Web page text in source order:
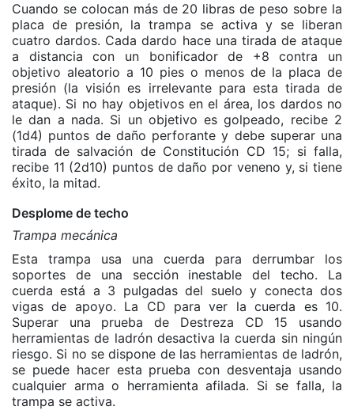
Cuando se colocan más de 20 libras de peso sobre la
placa de presión, la trampa se activa y se liberan
cuatro dardos. Cada dardo hace una tirada de ataque
a distancia con un bonificador de +8 contra un
objetivo aleatorio a 10 pies o menos de la placa de
presión (la visión es irrelevante para esta tirada de
ataque). Si no hay objetivos en el área, los dardos no
le dan a nada. Si un objetivo es golpeado, recibe 2
(1d4) puntos de daño perforante y debe superar una
tirada de salvación de Constitución CD 15; si falla,
recibe 11 (2d10) puntos de daño por veneno y, si tiene
éxito, la mitad.
Desplome de techo
Trampa mecánica
Esta trampa usa una cuerda para derrumbar los
soportes de una sección inestable del techo. La
cuerda está a 3 pulgadas del suelo y conecta dos
vigas de apoyo. La CD para ver la cuerda es 10.
Superar una prueba de Destreza CD 15 usando
herramientas de ladrón desactiva la cuerda sin ningún
riesgo. Si no se dispone de las herramientas de ladrón,
se puede hacer esta prueba con desventaja usando
cualquier arma o herramienta afilada. Si se falla, la
trampa se activa.